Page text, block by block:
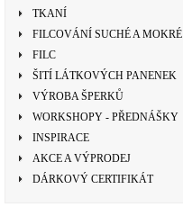
TKANÍ
FILCOVÁNÍ SUCHÉ A MOKRÉ
FILC
ŠITÍ LÁTKOVÝCH PANENEK
VÝROBA ŠPERKŮ
WORKSHOPY - PŘEDNÁŠKY
INSPIRACE
AKCE A VÝPRODEJ
DÁRKOVÝ CERTIFIKÁT